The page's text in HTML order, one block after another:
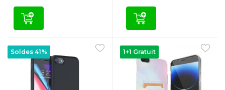
Soldes 41% 1+1 Gratuit